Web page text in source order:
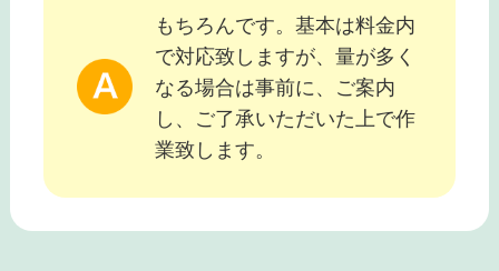
もちろんです。基本は料金内
で対応致しますが、量が多く
なる場合は事前に、ご案内
し、ご了承いただいた上で作
業致します。